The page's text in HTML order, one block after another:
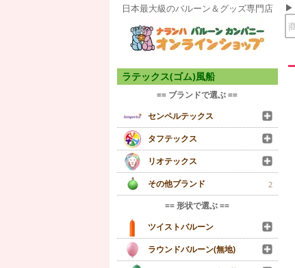
日本最大級のバルーン＆グッズ専門店
ラテックス(ゴム)風船
== ブランドで選ぶ ==
センペルテックス
タフテックス
リオテックス
その他ブランド
2
== 形状で選ぶ ==
ツイストバルーン
ラウンドバルーン(無地)